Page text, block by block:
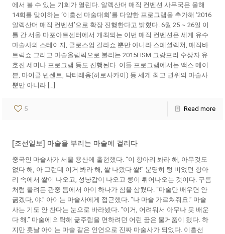
에서 볼 수 있는 기회가 열린다. 알렉산더 매직 컨벤션 사무국은 올해
14회를 맞이하는 ‘이흥선 마술대회’를 다양한 프로그램을 추가해 ‘2016
알렉산더 매직 컨벤션’으로 확장 진행한다고 밝혔다. 6월 25 ~ 26일 이
틀 간 서울 마포아트센터에서 개최되는 이번 매직 컨벤션은 세계 유수
마술사의 스테이지, 클로스업 갈라쇼 뿐만 아니라 스페셜렉쳐, 매직바
트릭쇼 그리고 마술올림픽으로 불리는 2015FISM 그랑프리 수상자 유
호진 세미나 프로그램 등도 진행된다. 이들 프로그램에서는 맥스 메이
븐, 마이클 빈센트, 닥터레옹(히로사카이) 등 세계 최고 권위의 마술사
뿐만 아니라 […]
5 Read more
[조선일보] 마술을 부리는 마술에 걸리다
중국인 마술사가 서울 용산에 출현했다. “이 항아리 봐라 해, 아무것도
없다 해, 아 그런데 이거 봐라 해, 쌀 나왔다 쌀!” 분명히 텅 비었던 항아
리 속에서 쌀이 나오고, 성냥갑이 나오고 콩이 튀어나오는 것이다. 구름
처럼 몰려든 관중 틈에서 아이 하나가 침을 삼켰다. “마술만 배우면 안
굶겠다, 야.” 아이는 마술사에게 접근했다. “나 마술 가르쳐줘요.” 마술
사는 기도 안 찬다는 눈으로 바라봤다. “이거, 어려워서 아무나 못 배운
다 해.” 마술에 의탁해 굶주림을 면하려던 어린 꿈은 물거품이 됐다. 하
지만 훗날 아이는 마술 같은 인연으로 진짜 마술사가 되었다. 이흥선